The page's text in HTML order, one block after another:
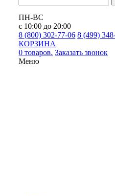
ПН-ВС
с 10:00 до 20:00
8 (800) 302-77-06 8 (499)
КОРЗИНА
0 товаров. Заказать звонок
Меню